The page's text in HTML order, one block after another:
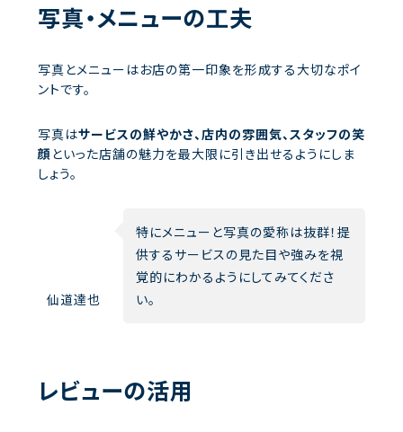
写真・メニューの工夫
写真とメニューはお店の第一印象を形成する大切なポイ
ントです。
写真はサービスの鮮やかさ、店内の雰囲気、スタッフの笑
顔 といった店舗の魅力を最大限に引き出せるようにしま
しょう。
仙道達也
特にメニューと写真の愛称は抜群！提
供するサービスの見た目や強みを視
覚的にわかるようにしてみてくださ
い。
レビューの活用